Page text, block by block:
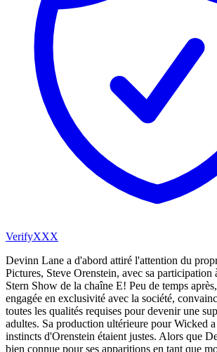
VerifyXXX
Devinn Lane a d'abord attiré l'attention du
Pictures, Steve Orenstein, avec sa
Stern Show de la chaîne E! Peu de temps
engagée en exclusivité avec la société,
toutes les qualités requises pour devenir une
adultes. Sa production ultérieure pour Wicked
instincts d'Orenstein étaient justes. Alors que
bien connue pour ses apparitions en tant que